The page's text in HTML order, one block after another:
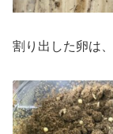
割り出した卵は、